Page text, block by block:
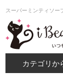
スーパーミンティソー
カテゴリか